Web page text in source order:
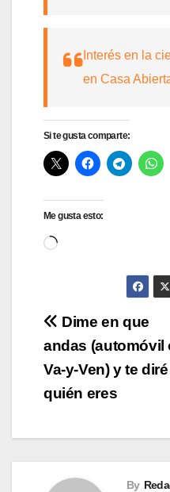
Interés en la
en Casa
Si te gusta comparte:
Me gusta esto:
Cargando...
Navegación
de
entradas
Dime en que
andas (automóvil
Va-y-Ven) y te diré
quién eres
By